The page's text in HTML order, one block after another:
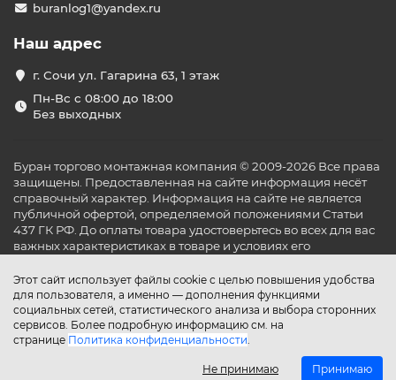
Этот сайт использует файлы cookie с целью повышения удобства
для пользователя, а именно — дополнения функциями
социальных сетей, статистического анализа и выбора сторонних
сервисов. Более подробную информацию см. на
странице Политика конфиденциальности.
Не принимаю Принимаю
buranlog1@yandex.ru
Наш адрес
г. Сочи ул. Гагарина 63, 1 этаж
Пн-Вс с 08:00 до 18:00
Без выходных
Буран торгово монтажная компания © 2009-2026 Все права
защищены. Предоставленная на сайте информация несёт
справочный характер. Информация на сайте не является
публичной офертой, определяемой положениями Статьи
437 ГК РФ. До оплаты товара удостоверьтесь во всех для вас
важных характеристиках в товаре и условиях его